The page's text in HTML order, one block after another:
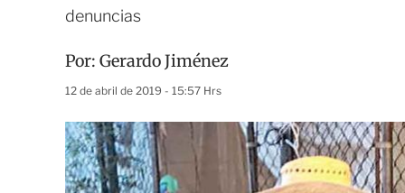
denuncias
Por: Gerardo Jiménez
12 de abril de 2019 - 15:57 Hrs